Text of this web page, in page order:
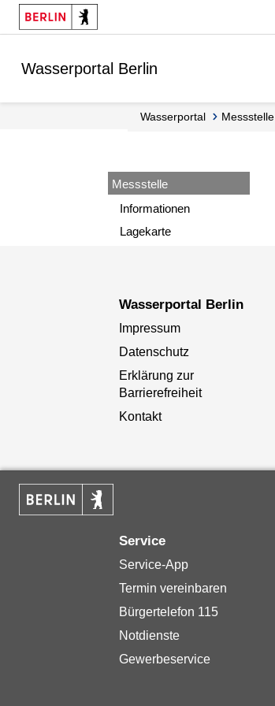
Springe zur Navigation
Springe zum Inhalt
Wasserportal Berlin
Wasserportal Messstelle
Messstelle
Informationen
Lagekarte
Wasserportal Berlin
Impressum
Datenschutz
Erklärung zur
Barrierefreiheit
Kontakt
Service
Service-App
Termin vereinbaren
Bürgertelefon 115
Notdienste
Gewerbeservice